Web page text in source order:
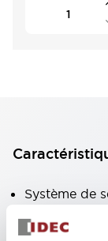
Système de
À propos de